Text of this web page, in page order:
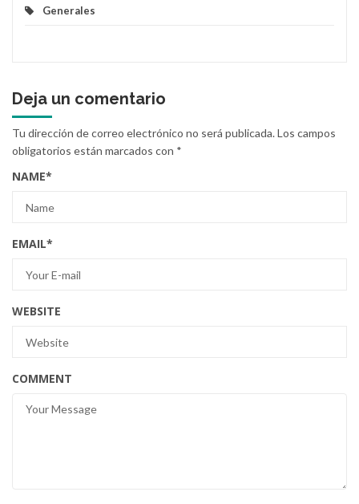
Generales
Deja un comentario
Tu dirección de correo electrónico no será publicada.Los campos
obligatorios están marcados con *
NAME*
EMAIL*
WEBSITE
COMMENT